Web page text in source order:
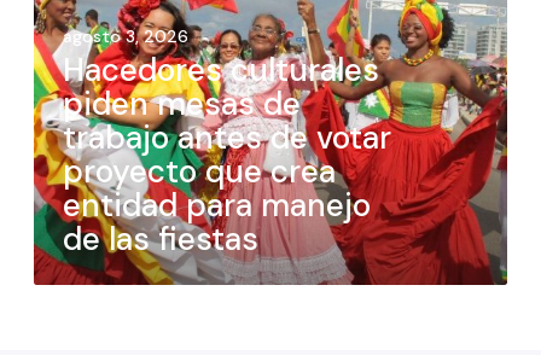
agosto 3, 2026
Hacedores culturales
piden mesas de
trabajo antes de votar
proyecto que crea
entidad para manejo
de las fiestas